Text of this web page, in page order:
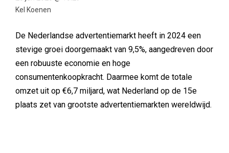
Kel Koenen
De Nederlandse advertentiemarkt heeft in 2024 een
stevige groei doorgemaakt van 9,5%, aangedreven door
een robuuste economie en hoge
consumentenkoopkracht. Daarmee komt de totale
omzet uit op €6,7 miljard, wat Nederland op de 15e
plaats zet van grootste advertentiemarkten wereldwijd.